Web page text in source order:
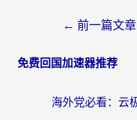
← 前一篇文章
免费回国加速器推荐